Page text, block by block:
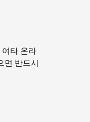
타 온라
면 반드시